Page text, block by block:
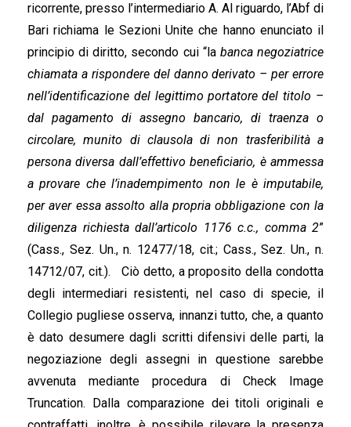
ricorrente, presso l’intermediario A. Al riguardo, l’Abf di
Bari richiama le Sezioni Unite che hanno enunciato il
principio di diritto, secondo cui “la banca negoziatrice
chiamata a rispondere del danno derivato – per errore
nell’identificazione del legittimo portatore del titolo –
dal pagamento di assegno bancario, di traenza o
circolare, munito di clausola di non trasferibilità a
persona diversa dall’effettivo beneficiario, è ammessa
a provare che l’inadempimento non le è imputabile,
per aver essa assolto alla propria obbligazione con la
diligenza richiesta dall’articolo 1176 c.c., comma 2”
(Cass., Sez. Un., n. 12477/18, cit.; Cass., Sez. Un., n.
14712/07, cit.). Ciò detto, a proposito della condotta
degli intermediari resistenti, nel caso di specie, il
Collegio pugliese osserva, innanzi tutto, che, a quanto
è dato desumere dagli scritti difensivi delle parti, la
negoziazione degli assegni in questione sarebbe
avvenuta mediante procedura di Check Image
Truncation. Dalla comparazione dei titoli originali e